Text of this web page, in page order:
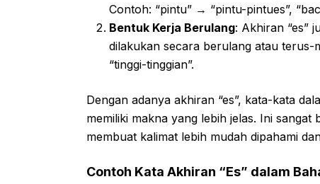
Contoh: “pintu” → “pintu-pintues”,
Bentuk Kerja Berulang: Akhiran “es”
dilakukan secara berulang atau terus-
“tinggi-tinggian”.
Dengan adanya akhiran “es”, kata-kata
memiliki makna yang lebih jelas. Ini
membuat kalimat lebih mudah dipahami
Contoh Kata Akhiran “Es” dalam